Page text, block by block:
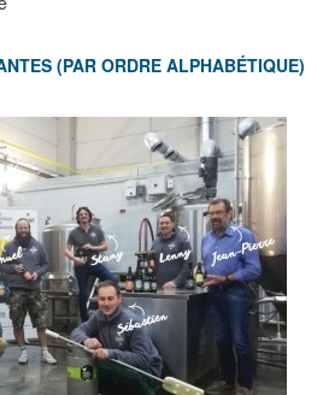
(PAR ORDRE ALPHABÉTIQUE)